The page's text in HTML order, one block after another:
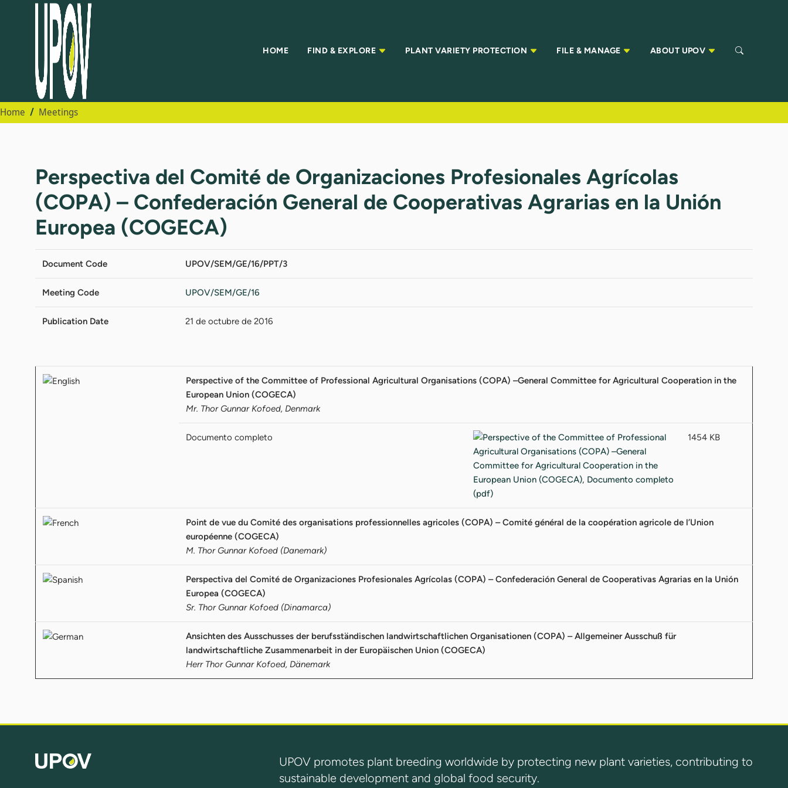
HOME FIND & EXPLORE PLANT VARIETY PROTECTION FILE & MANAGE ABOUT UPOV
Home Meetings
Perspectiva del Comité de Organizaciones Profesionales Agrícolas
(COPA) – Confederación General de Cooperativas Agrarias en la Unión
Europea (COGECA)
Document Code UPOV/SEM/GE/16/PPT/3
Meeting Code UPOV/SEM/GE/16
Publication Date 21 de octubre de 2016
Perspective of the Committee of Professional Agricultural Organisations (COPA) –General Committee for Agricultural Cooperation in the
European Union (COGECA)
Mr. Thor Gunnar Kofoed, Denmark
Documento completo 1454 KB
Point de vue du Comité des organisations professionnelles agricoles (COPA) – Comité général de la coopération agricole de l’Union
européenne (COGECA)
M. Thor Gunnar Kofoed (Danemark)
Perspectiva del Comité de Organizaciones Profesionales Agrícolas (COPA) – Confederación General de Cooperativas Agrarias en la Unión
Europea (COGECA)
Sr. Thor Gunnar Kofoed (Dinamarca)
Ansichten des Ausschusses der berufsständischen landwirtschaftlichen Organisationen (COPA) – Allgemeiner Ausschuß für
landwirtschaftliche Zusammenarbeit in der Europäischen Union (COGECA)
Herr Thor Gunnar Kofoed, Dänemark
UPOV promotes plant breeding worldwide by protecting new plant varieties, contributing to
sustainable development and global food security.